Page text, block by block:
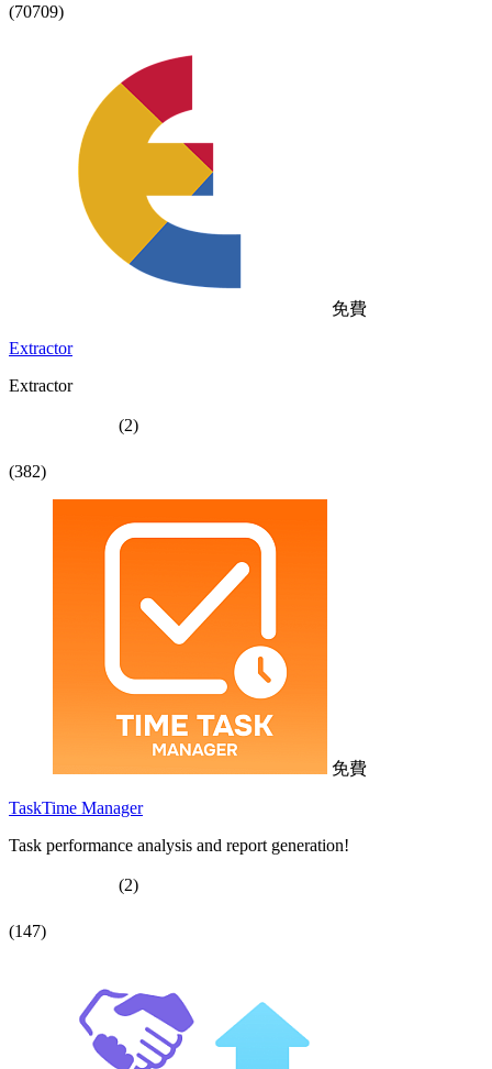
(70709)
免費
Extractor
Extractor
(2)
(382)
免費
TaskTime Manager
Task performance analysis and report generation!
(2)
(147)